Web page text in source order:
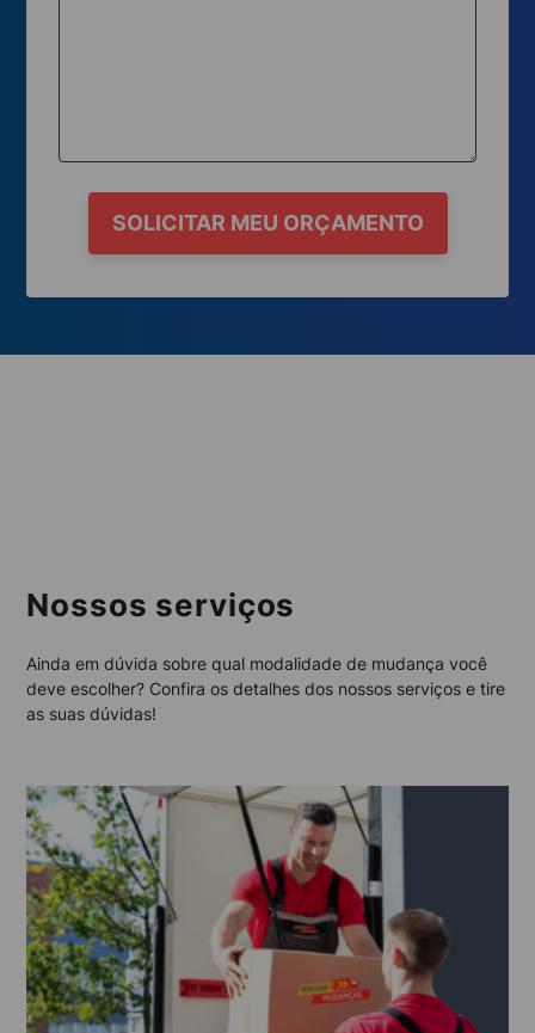
SOLICITAR MEU ORÇAMENTO
Nossos serviços
Ainda em dúvida sobre qual modalidade de mudança você
deve escolher? Confira os detalhes dos nossos serviços e tire
as suas dúvidas!